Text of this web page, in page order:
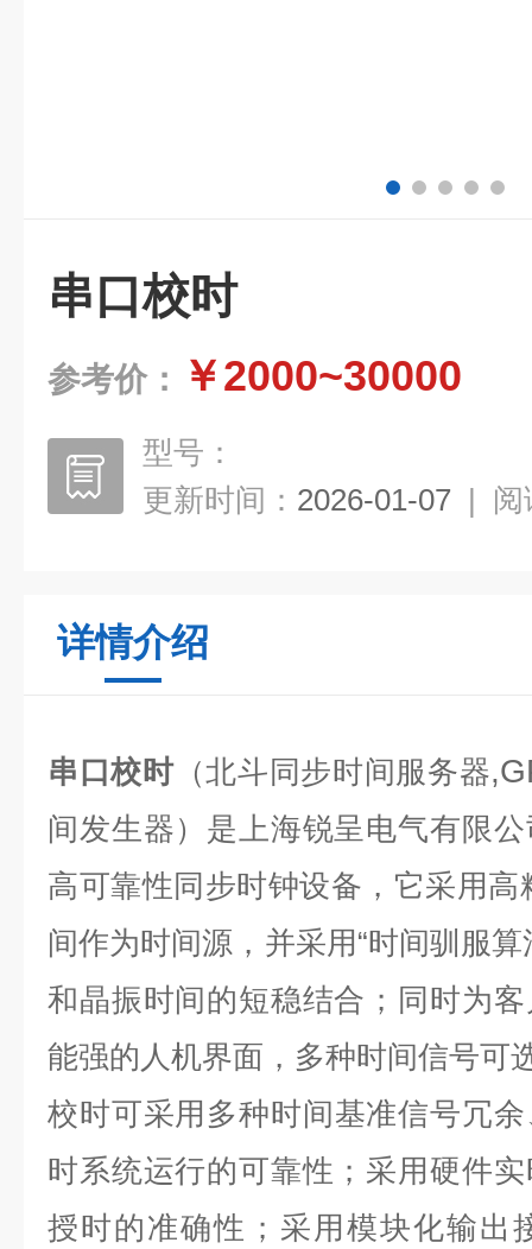
串口校时
参考价： ￥2000~30000
型号：
更新时间： 2026-01-07 | 阅
详情介绍
串口校时（北斗同步时间服务器
间发生器）是上海锐呈电气有限
高可靠性同步时钟设备，它采用高
间作为时间源，并采用“时间驯服
和晶振时间的短稳结合；同时为
能强的人机界面，多种时间信号可
校时可采用多种时间基准信号冗
时系统运行的可靠性；采用硬件
授时的准确性；采用模块化输出